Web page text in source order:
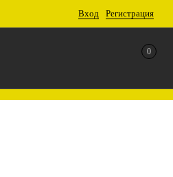
Вход Регистрация
0